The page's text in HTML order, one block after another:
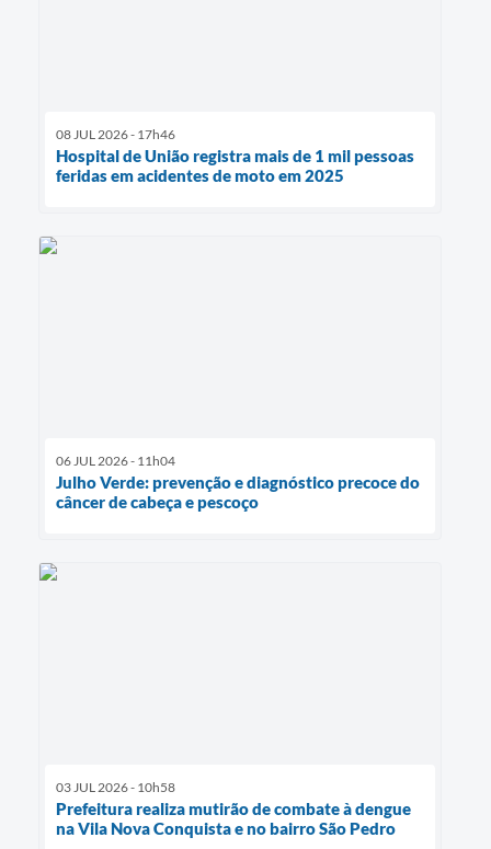
08 JUL 2026 - 17h46
Hospital de União registra mais de 1 mil pessoas
feridas em acidentes de moto em 2025
06 JUL 2026 - 11h04
Julho Verde: prevenção e diagnóstico precoce do
câncer de cabeça e pescoço
03 JUL 2026 - 10h58
Prefeitura realiza mutirão de combate à dengue
na Vila Nova Conquista e no bairro São Pedro